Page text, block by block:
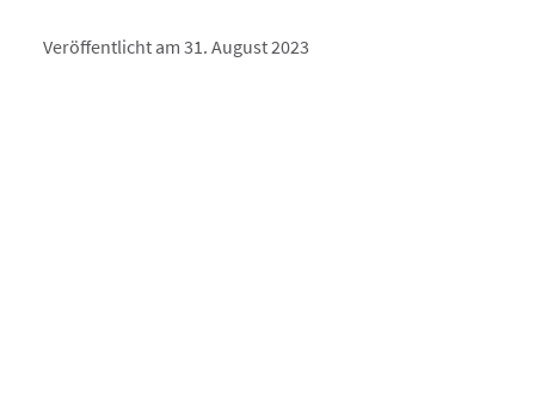
Veröffentlicht am 31. August 2023